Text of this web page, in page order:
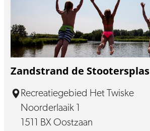
Zandstrand de Stootersplas
Recreatiegebied Het Twiske
Noorderlaaik 1
1511 BX Oostzaan